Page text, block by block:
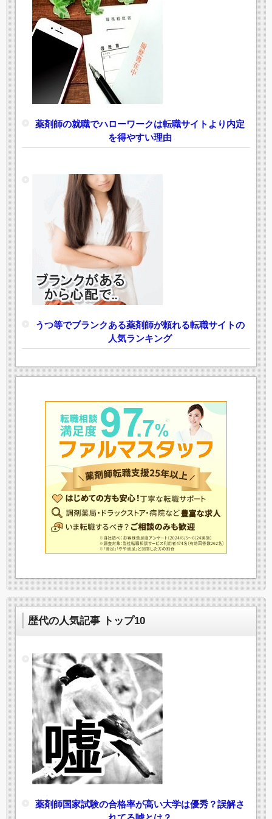
薬剤師の就職でハローワークは転職サイトより内定
を得やすい理由
うつ等でブランクある薬剤師が頼れる転職サイトの
人気ランキング
歴代の人気記事 トップ10
薬剤師国家試験の合格率が高い大学は優秀？誤解さ